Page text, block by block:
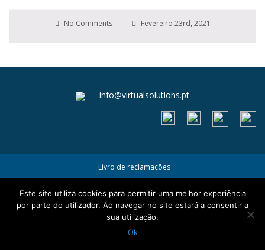
No Comments Fevereiro 23rd, 2021
info@virtualsolutions.pt
Livro de reclamações
Política de Privacidade e Cookies
Este site utiliza cookies para permitir uma melhor experiência
por parte do utilizador. Ao navegar no site estará a consentir a
sua utilização.
Ok